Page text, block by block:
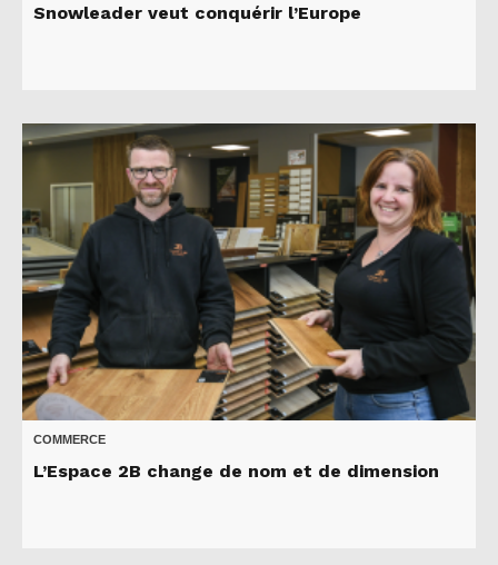
Snowleader veut conquérir l’Europe
COMMERCE
L’Espace 2B change de nom et de dimension